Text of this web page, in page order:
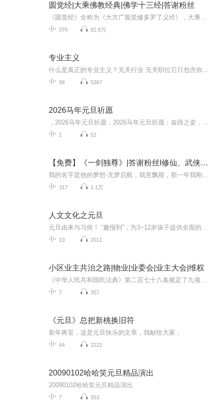
圆觉经|大乘佛教经典|佛学十三经|答谢粉丝
370 82.9万
专业主义
98 5367
2026马年元旦祈愿
1 52
【免费】《一剑独尊》|答谢粉丝I修仙、武侠、奇幻
317 1.1万
人文文化之元旦
10 2011
小区业主共治之路|物业|业委会|业主大会|维权
7 357
《元旦》总把新桃换旧符
新年将至，这是元旦快乐的文章，我献给大家，
64 2222
20090102哈哈笑元旦精品演出
20090102哈哈笑元旦精品演出
7 353